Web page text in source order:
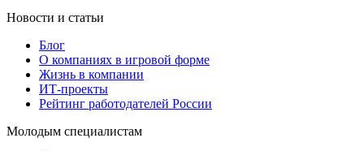
Новости и статьи
Блог
О компаниях в игровой форме
Жизнь в компании
ИТ-проекты
Рейтинг работодателей России
Молодым специалистам